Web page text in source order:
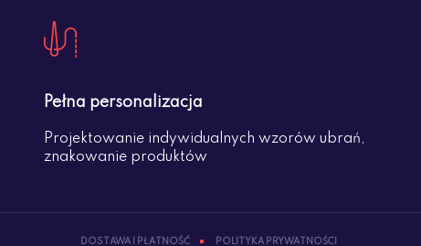
Pełna personalizacja
Projektowanie indywidualnych wzorów ubrań,
znakowanie produktów
DOSTAWA I PŁATNOŚĆ POLITYKA PRYWATNOŚCI